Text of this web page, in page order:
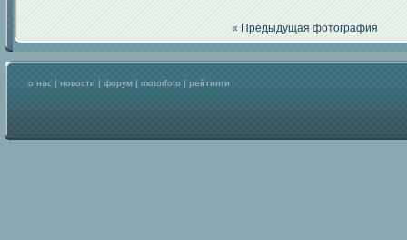
« Предыдущая фотография
о нас | новости | форум | motorfoto | рейтинги